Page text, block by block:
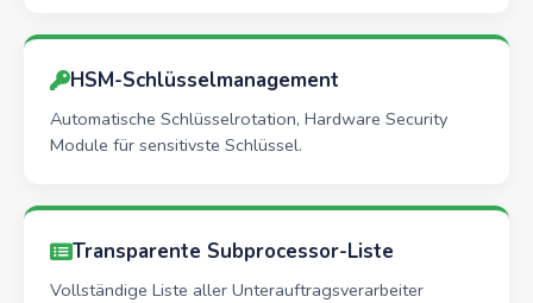
HSM-Schlüsselmanagement
Automatische Schlüsselrotation, Hardware Security
Module für sensitivste Schlüssel.
Transparente Subprocessor-Liste
Vollständige Liste aller Unterauftragsverarbeiter